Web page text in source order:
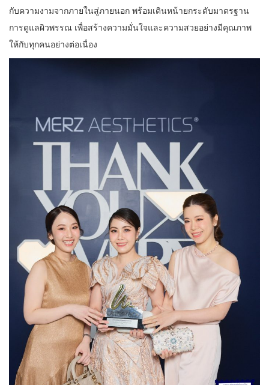
กับความงามจากภายในสู่ภายนอก พร้อมเดินหน้ายกระดับมาตรฐาน
การดูแลผิวพรรณ เพื่อสร้างความมั่นใจและความสวยอย่างมีคุณภาพ
ให้กับทุกคนอย่างต่อเนื่อง